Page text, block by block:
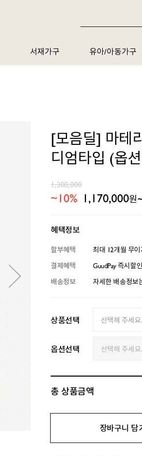
서재가구 유아/아동가구
[모음딜] 마테
디엄타입 (옵
1,300,000
~10% 1,170,000원~
혜택정보
할부혜택
최대 12개월 무
결제혜택
GuudPay 즉시할
배송정보
자세한 배송정보
상품선택
옵션선택
총 상품금액
장바구니 담